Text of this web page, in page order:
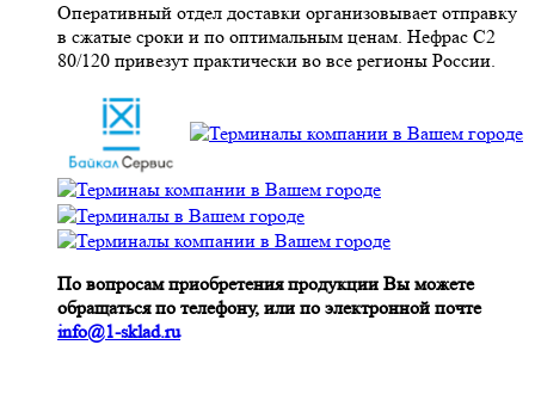
Оперативный отдел доставки организовывает отправку
в сжатые сроки и по оптимальным ценам. Нефрас С2
80/120 привезут практически во все регионы России.
По вопросам приобретения продукции Вы можете
обращаться по телефону, или по электронной почте
info@1-sklad.ru